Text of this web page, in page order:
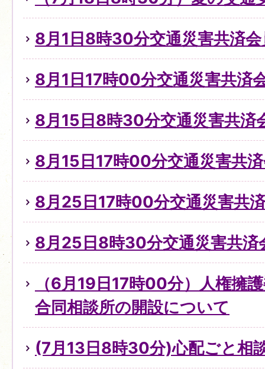
8月1日8時30分交通災害共済
8月1日17時00分交通災害共済
8月15日8時30分交通災害共済
8月15日17時00分交通災害共
8月25日17時00分交通災害共
8月25日8時30分交通災害共済
（6月19日17時00分）人権擁
合同相談所の開設について
(7月13日8時30分)心配ごと相